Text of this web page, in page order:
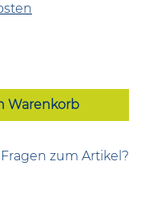
Warenkorb
Fragen zum Artikel?